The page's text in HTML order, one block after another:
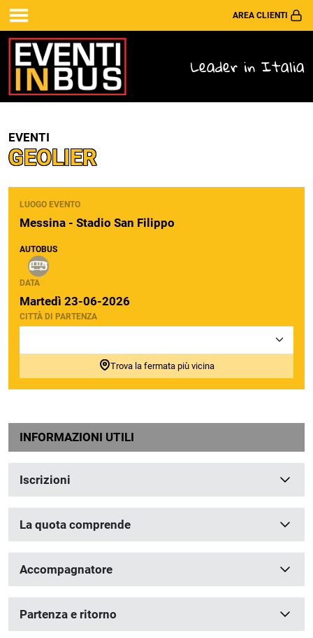
AREA CLIENTI
Leader in Italia
EVENTI
GEOLIER
LUOGO EVENTO
Messina - Stadio San Filippo
AUTOBUS
DATA
Martedì 23-06-2026
CITTÀ DI PARTENZA
Trova la fermata più vicina
INFORMAZIONI UTILI
Iscrizioni
La quota comprende
Accompagnatore
Partenza e ritorno